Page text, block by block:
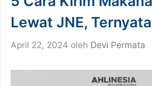
Lewat JNE,
April 22, 2024 oleh Devi Permata